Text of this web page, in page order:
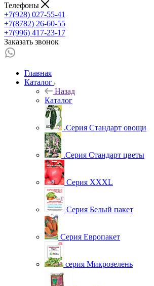
Телефоны
+7(928) 027-55-41
+7(8782) 26-60-55
+7(996) 417-23-17
Заказать звонок
Главная
Каталог
Назад
Каталог
.Серия Стандарт овощи
.Серия Стандарт цветы
Серия XXXL
Серия Белый пакет
Серия Европакет
серия Микрозелень